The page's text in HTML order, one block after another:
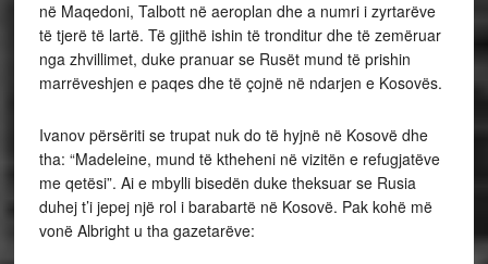
në Maqedoni, Talbott në aeroplan dhe a numri i zyrtarëve
të tjerë të lartë. Të gjithë ishin të tronditur dhe të zemëruar
nga zhvillimet, duke pranuar se Rusët mund të prishin
marrëveshjen e paqes dhe të çojnë në ndarjen e Kosovës.
Ivanov përsëriti se trupat nuk do të hyjnë në Kosovë dhe
tha: “Madeleine, mund të ktheheni në vizitën e refugjatëve
me qetësi”. Ai e mbylli bisedën duke theksuar se Rusia
duhej t’i jepej një rol i barabartë në Kosovë. Pak kohë më
vonë Albright u tha gazetarëve: